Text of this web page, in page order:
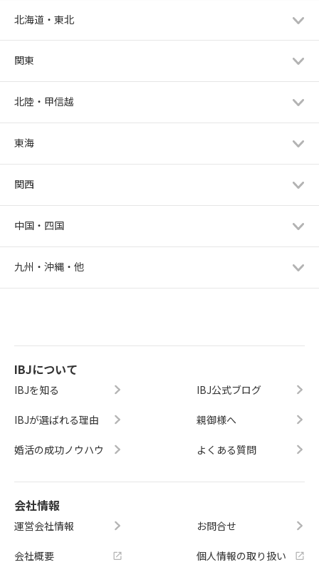
北海道・東北
関東
北陸・甲信越
東海
関西
中国・四国
九州・沖縄・他
IBJについて
IBJを知る
IBJが選ばれる理由
婚活の成功ノウハウ
IBJ公式ブログ
親御様へ
よくある質問
会社情報
運営会社情報
会社概要
お問合せ
個人情報の取り扱い